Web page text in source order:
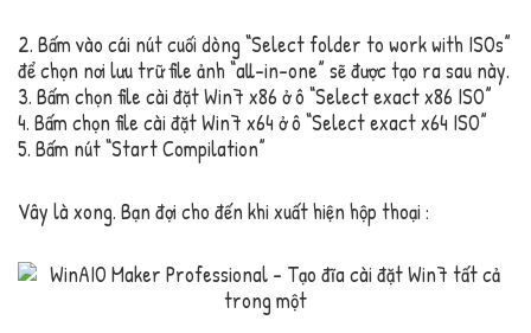
2. Bấm vào cái nút cuối dòng “Select folder to work with ISOs”
để chọn nơi lưu trữ file ảnh “all-in-one” sẽ được tạo ra sau này.
3. Bấm chọn file cài đặt Win7 x86 ở ô “Select exact x86 ISO”
4. Bấm chọn file cài đặt Win7 x64 ở ô “Select exact x64 ISO”
5. Bấm nút “Start Compilation”
Vây là xong. Bạn đợi cho đến khi xuất hiện hộp thoại :